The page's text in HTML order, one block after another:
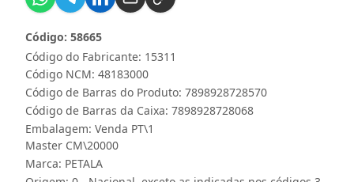
Código do Fabricante: 15311
Código: 58665
Código NCM: 48183000
Código de Barras do Produto: 7898928728570
Código de Barras da Caixa: 7898928728068
Embalagem: Venda PT\1
Master CM\20000
Marca: PETALA